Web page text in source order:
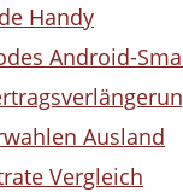
Handy
Android-
Ausland
Vergleich